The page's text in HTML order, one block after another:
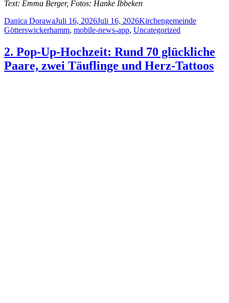
Text: Emma Berger, Fotos: Hanke Ibbeken
Author
Danica DorawaPosted
on
Juli 16, 2026Juli 16, 2026Categories
Kirchengemeinde
Götterswickerhamm, mobile-news-app, Uncategorized
2. Pop-Up-Hochzeit: Rund 70 glückliche
Paare, zwei Täuflinge und Herz-Tattoos